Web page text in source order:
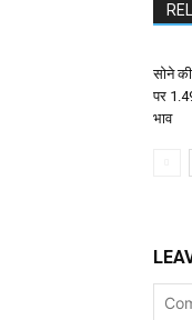
सोने
पर
भाव